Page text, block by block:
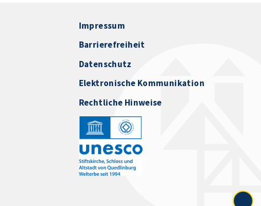
Impressum
Barrierefreiheit
Datenschutz
Elektronische Kommunikation
Rechtliche Hinweise